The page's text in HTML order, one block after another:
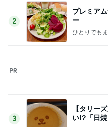
3
4
モーニン
布